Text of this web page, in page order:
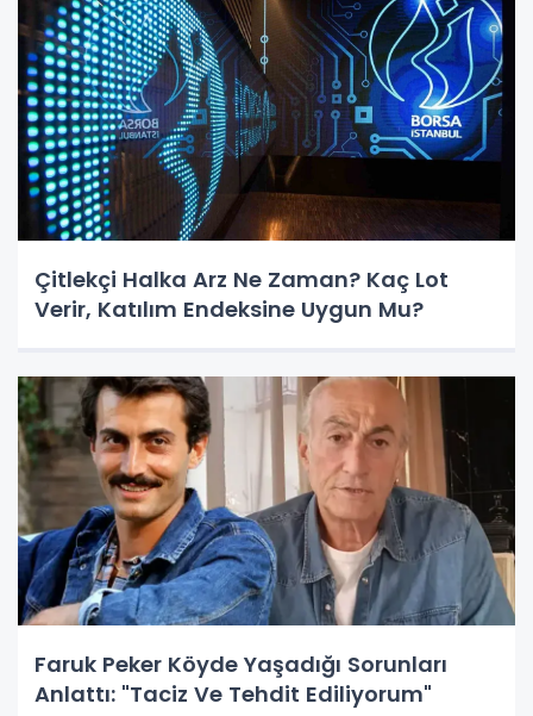
Çitlekçi Halka Arz Ne Zaman? Kaç Lot
Verir, Katılım Endeksine Uygun Mu?
Faruk Peker Köyde Yaşadığı Sorunları
Anlattı: "Taciz Ve Tehdit Ediliyorum"